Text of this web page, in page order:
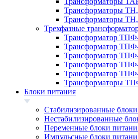
Трансформаторы
Трансформаторы
Трехфазные
Трансформатор
Трансформатор
Трансформатор
Трансформатор
Трансформатор
Трансформаторы
Блоки питания
Стабилизированные
Нестабилизированные
Переменные блоки
Импульсные блоки